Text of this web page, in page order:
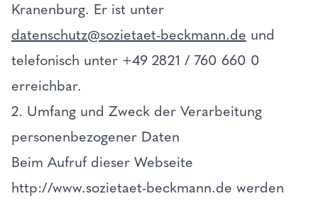
Kranenburg. Er ist unter
datenschutz@sozietaet-beckmann.de und
telefonisch unter +49 2821 / 760 660 0
erreichbar.
2. Umfang und Zweck der Verarbeitung
personenbezogener Daten
Beim Aufruf dieser Webseite
http://www.sozietaet-beckmann.de werden